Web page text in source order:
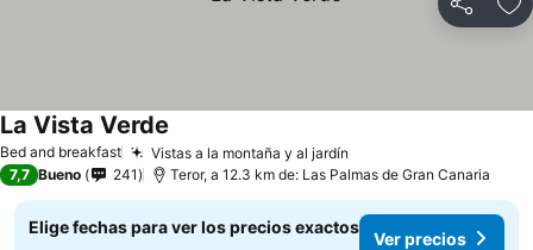
Compartir
Bed and breakfast Vistas a la montaña y al jardín
La Vista Verde
7,7 Bueno 241 Teror, a 12.3 km de: Las Palmas de Gran Canaria
Elige fechas para ver los precios exactos
Ver precios